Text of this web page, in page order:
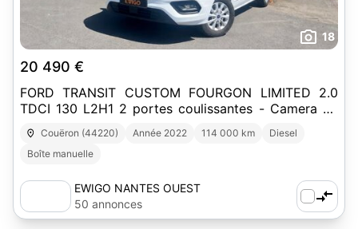
18
20 490 €
FORD TRANSIT CUSTOM FOURGON LIMITED 2.0
TDCI 130 L2H1 2 portes coulissantes - Camera de
recul - Ecran tactile
Couëron (44220) Année 2022 114 000 km
Diesel
Boîte manuelle
EWIGO NANTES OUEST
50 annonces